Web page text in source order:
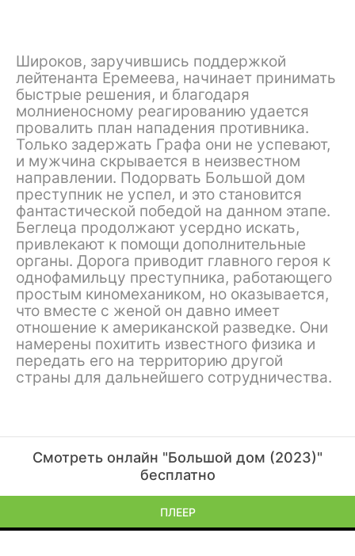
Широков, заручившись поддержкой
лейтенанта Еремеева, начинает принимать
быстрые решения, и благодаря
молниеносному реагированию удается
провалить план нападения противника.
Только задержать Графа они не успевают,
и мужчина скрывается в неизвестном
направлении. Подорвать Большой дом
преступник не успел, и это становится
фантастической победой на данном этапе.
Беглеца продолжают усердно искать,
привлекают к помощи дополнительные
органы. Дорога приводит главного героя к
однофамильцу преступника, работающего
простым киномехаником, но оказывается,
что вместе с женой он давно имеет
отношение к американской разведке. Они
намерены похитить известного физика и
передать его на территорию другой
страны для дальнейшего сотрудничества.
Смотреть онлайн "Большой дом (2023)"
бесплатно
ПЛЕЕР